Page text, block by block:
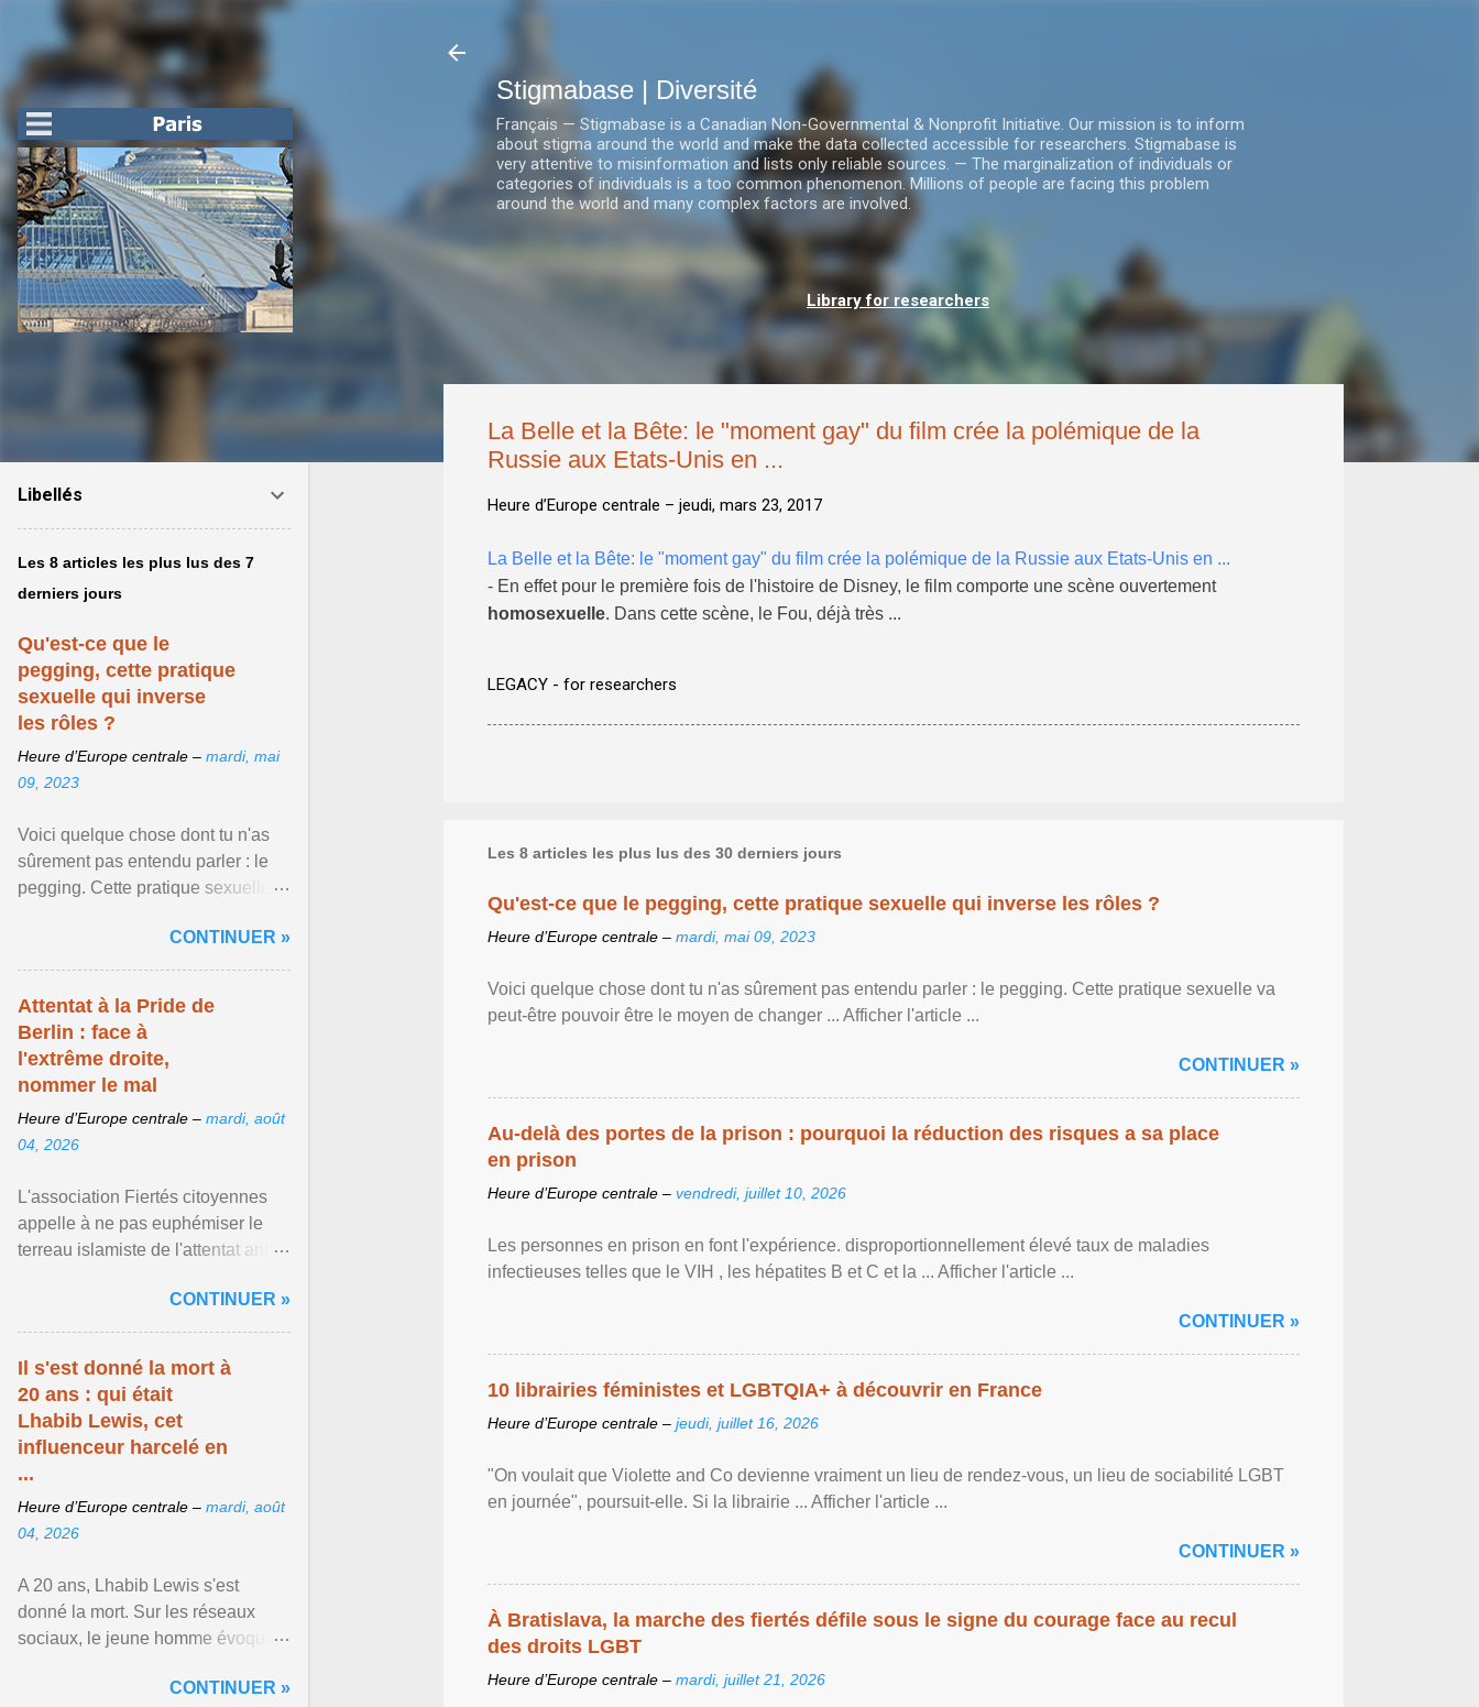
Stigmabase | Diversité
Français — Stigmabase is a Canadian Non-Governmental & Nonprofit Initiative. Our mission is to inform
about stigma around the world and make the data collected accessible for researchers. Stigmabase is
very attentive to misinformation and lists only reliable sources. — The marginalization of individuals or
categories of individuals is a too common phenomenon. Millions of people are facing this problem
around the world and many complex factors are involved.
Library for researchers
La Belle et la Bête: le "moment gay" du film crée la polémique de la
Russie aux Etats-Unis en ...
Heure d’Europe centrale – jeudi, mars 23, 2017
La Belle et la Bête: le "moment gay" du film crée la polémique de la Russie aux Etats-Unis en ...
- En effet pour le première fois de l'histoire de Disney, le film comporte une scène ouvertement
homosexuelle. Dans cette scène, le Fou, déjà très ...
LEGACY - for researchers
Les 8 articles les plus lus des 30 derniers jours
Qu'est-ce que le pegging, cette pratique sexuelle qui inverse les rôles ?
Heure d’Europe centrale – mardi, mai 09, 2023
Voici quelque chose dont tu n'as sûrement pas entendu parler : le pegging. Cette pratique sexuelle va
peut-être pouvoir être le moyen de changer ... Afficher l'article ...
CONTINUER »
Au-delà des portes de la prison : pourquoi la réduction des risques a sa place
en prison
Heure d’Europe centrale – vendredi, juillet 10, 2026
Les personnes en prison en font l'expérience. disproportionnellement élevé taux de maladies
infectieuses telles que le VIH , les hépatites B et C et la ... Afficher l'article ...
CONTINUER »
10 librairies féministes et LGBTQIA+ à découvrir en France
Heure d’Europe centrale – jeudi, juillet 16, 2026
"On voulait que Violette and Co devienne vraiment un lieu de rendez-vous, un lieu de sociabilité LGBT
en journée", poursuit-elle. Si la librairie ... Afficher l'article ...
CONTINUER »
À Bratislava, la marche des fiertés défile sous le signe du courage face au recul
des droits LGBT
Heure d’Europe centrale – mardi, juillet 21, 2026
Libellés
Les 8 articles les plus lus des 7
derniers jours
Qu'est-ce que le
pegging, cette pratique
sexuelle qui inverse
les rôles ?
Heure d’Europe centrale – mardi, mai
09, 2023
Voici quelque chose dont tu n'as
sûrement pas entendu parler : le
pegging. Cette pratique sexuelle
de changer ... Afficher l'article ...
CONTINUER »
Attentat à la Pride de
Berlin : face à
l'extrême droite,
nommer le mal
Heure d’Europe centrale – mardi, août
04, 2026
L'association Fiertés citoyennes
appelle à ne pas euphémiser le
terreau islamiste de l'attentat anti-
de Berlin ... Afficher l'article ...
CONTINUER »
Il s'est donné la mort à
20 ans : qui était
Lhabib Lewis, cet
influenceur harcelé en
...
Heure d’Europe centrale – mardi, août
04, 2026
A 20 ans, Lhabib Lewis s'est
donné la mort. Sur les réseaux
sociaux, le jeune homme évoquait
santé mentale, sa sexualité et
CONTINUER »